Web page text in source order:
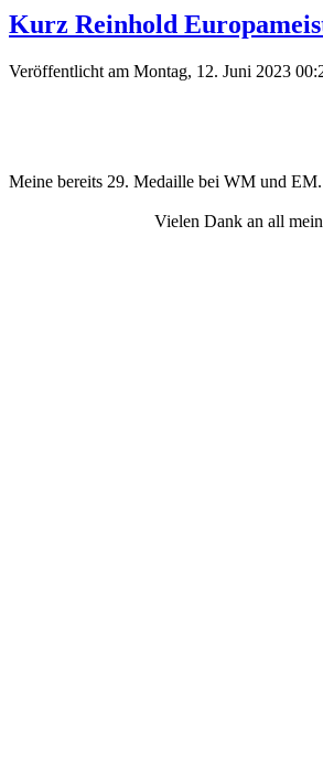
Kurz Reinhold
Veröffentlicht am Montag, 12. Juni 2023
Meine bereits 29. Medaille bei WM und
Vielen Dank an all